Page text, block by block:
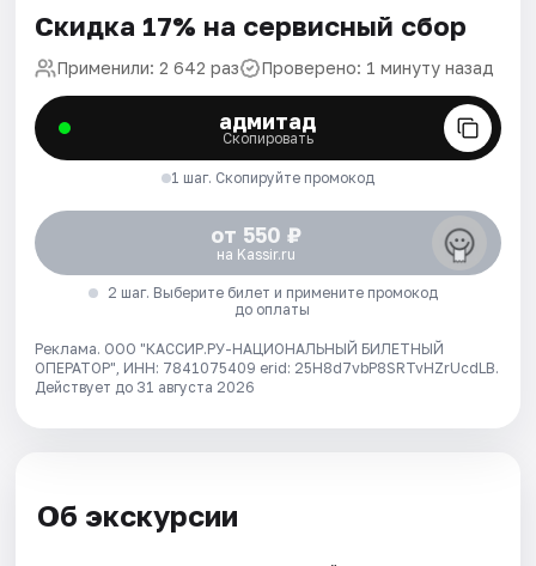
Скидка 17% на сервисный сбор
Применили: 2 642 раз Проверено: 1 минуту назад
адмитад
Скопировать
1 шаг. Скопируйте промокод
от 550 ₽
на Kassir.ru
2 шаг. Выберите билет и примените промокод
до оплаты
Реклама. ООО "КАССИР.РУ-НАЦИОНАЛЬНЫЙ БИЛЕТНЫЙ
ОПЕРАТОР", ИНН: 7841075409 erid: 25H8d7vbP8SRTvHZrUcdLB.
Действует до 31 августа 2026
Об экскурсии